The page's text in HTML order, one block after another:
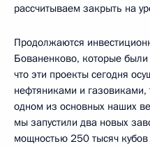
рассчитываем закрыть на
Продолжаются
Бованенково, которые
что эти проекты сегодня
нефтяниками и
одном из основных наших
мы запустили два новых
мощностью 250 тысяч